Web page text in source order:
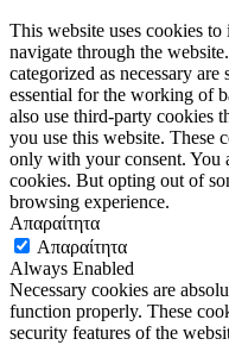
This website uses cookies
navigate through the
categorized as necessary
essential for the working of
also use third-party cookies
you use this website. These
only with your consent. You
cookies. But opting out of
browsing experience.
Απαραίτητα
Απαραίτητα
Always Enabled
Necessary cookies are
function properly. These
security features of the